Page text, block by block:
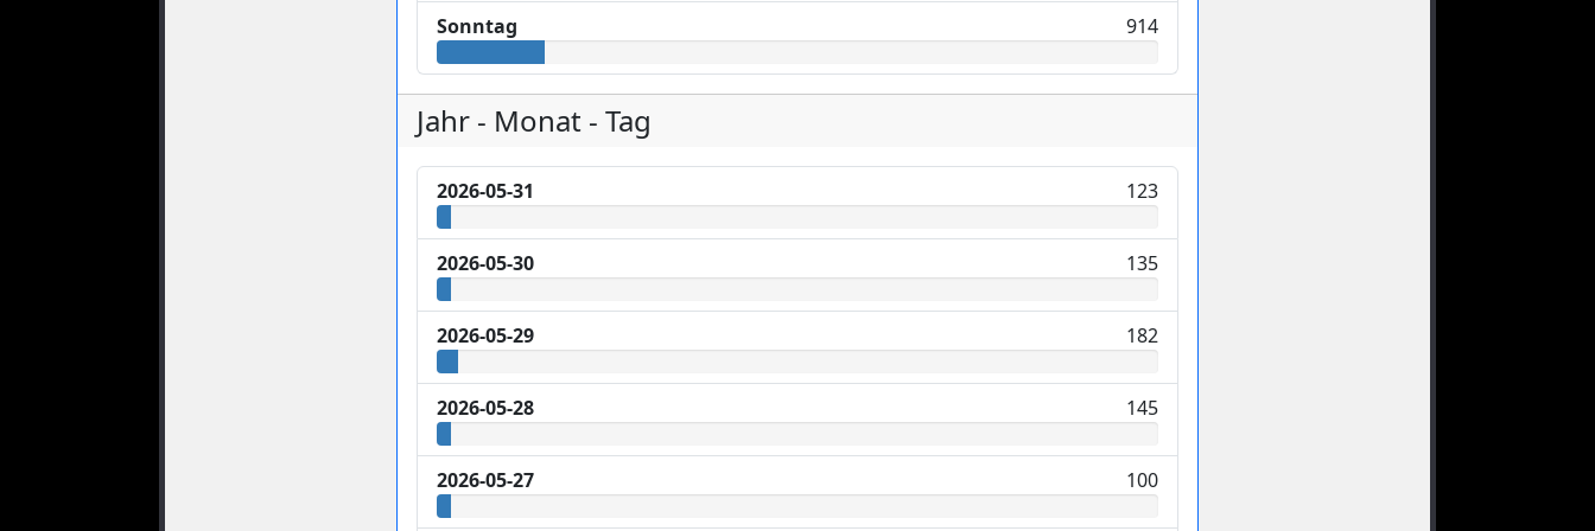
Sonntag 914
Jahr - Monat - Tag
2026-05-31 123
2026-05-30 135
2026-05-29 182
2026-05-28 145
2026-05-27 100